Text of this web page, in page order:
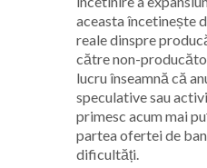
aceasta încetinește
reale dinspre
către non-
lucru înseamnă că
speculative sau
primesc acum mai
partea ofertei de
dificultăți.